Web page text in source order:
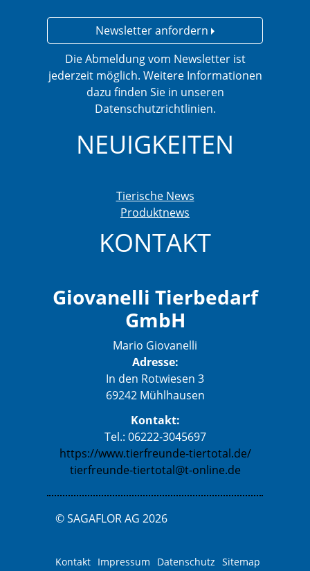
Newsletter anfordern
Die Abmeldung vom Newsletter ist
jederzeit möglich. Weitere Informationen
dazu finden Sie in unseren
Datenschutzrichtlinien.
NEUIGKEITEN
Tierische News
Produktnews
KONTAKT
Giovanelli Tierbedarf
GmbH
Mario Giovanelli
Adresse:
In den Rotwiesen 3
69242 Mühlhausen
Kontakt:
Tel.: 06222-3045697
https://www.tierfreunde-tiertotal.de/
tierfreunde-tiertotal@t-online.de
© SAGAFLOR AG 2026
Kontakt Impressum Datenschutz Sitemap